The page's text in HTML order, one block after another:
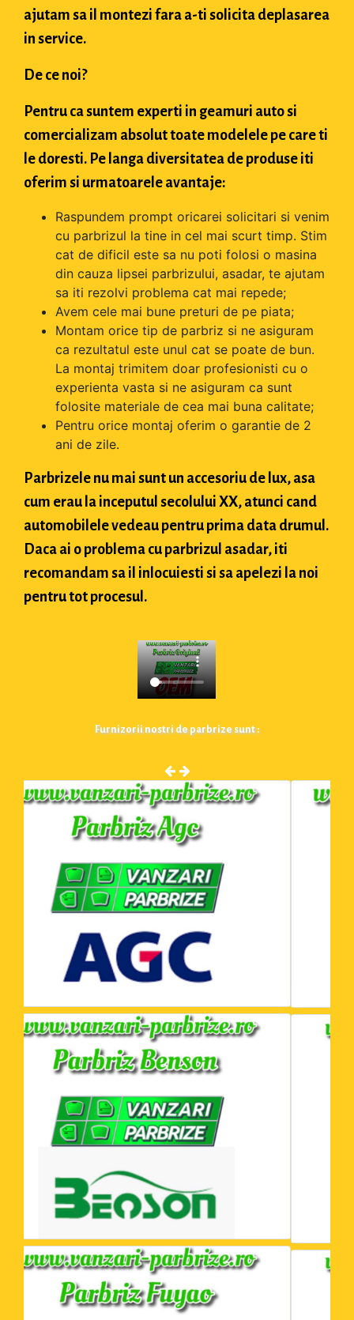
ajutam sa il montezi fara a-ti solicita deplasarea
in service.
De ce noi?
Pentru ca suntem experti in geamuri auto si
comercializam absolut toate modelele pe care ti
le doresti. Pe langa diversitatea de produse iti
oferim si urmatoarele avantaje:
Raspundem prompt oricarei solicitari si venim
cu parbrizul la tine in cel mai scurt timp. Stim
cat de dificil este sa nu poti folosi o masina
din cauza lipsei parbrizului, asadar, te ajutam
sa iti rezolvi problema cat mai repede;
Avem cele mai bune preturi de pe piata;
Montam orice tip de parbriz si ne asiguram
ca rezultatul este unul cat se poate de bun.
La montaj trimitem doar profesionisti cu o
experienta vasta si ne asiguram ca sunt
folosite materiale de cea mai buna calitate;
Pentru orice montaj oferim o garantie de 2
ani de zile.
Parbrizele nu mai sunt un accesoriu de lux, asa
cum erau la inceputul secolului XX, atunci cand
automobilele vedeau pentru prima data drumul.
Daca ai o problema cu parbrizul asadar, iti
recomandam sa il inlocuiesti si sa apelezi la noi
pentru tot procesul.
Furnizorii nostri de parbrize sunt :